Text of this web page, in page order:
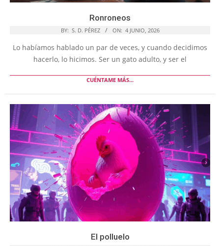
Ronroneos
BY: S. D. PÉREZ ON: 4 JUNIO, 2026
Lo habíamos hablado un par de veces, y cuando decidimos
hacerlo, lo hicimos. Ser un gato adulto, y ser el
CUÉNTAME MÁS...
El polluelo